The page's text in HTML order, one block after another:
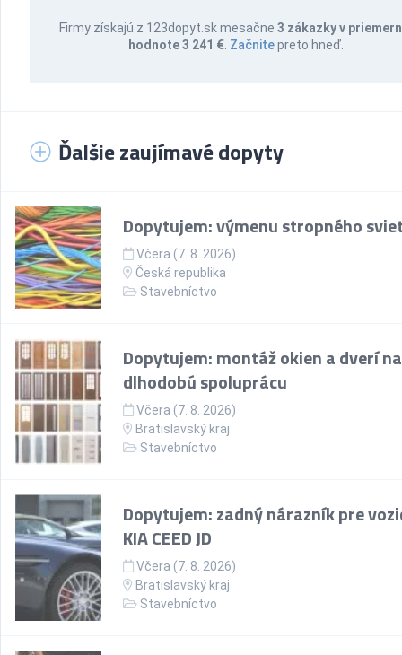
Firmy získajú z 123dopyt.sk mesačne3 zákazky v
hodnote 3 241 € Začnitepreto hneď.
Ďalšie zaujímavé dopyty
Dopytujem: výmenu stropného
Včera (7. 8. 2026)
Česká republika
Stavebníctvo
Dopytujem: montáž okien a dverí na
dlhodobú spoluprácu
Včera (7. 8. 2026)
Bratislavský kraj
Stavebníctvo
Dopytujem: zadný nárazník pre
KIA CEED JD
Včera (7. 8. 2026)
Bratislavský kraj
Stavebníctvo